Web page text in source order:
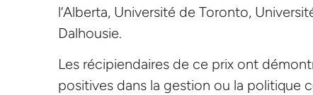
l’Alberta, Université de Toronto,
Dalhousie.
Les récipiendaires de ce prix ont
positives dans la gestion ou la politique